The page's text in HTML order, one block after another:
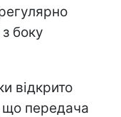
боку
відкрито
передача